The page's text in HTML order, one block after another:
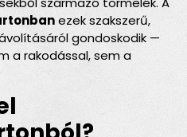
ezek szakszerű,
gondoskodik —
a rakodással, sem a